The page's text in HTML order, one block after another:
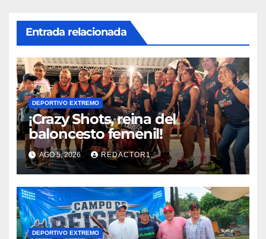
Entrada relacionada
DEPORTIVO EXTREMO
¡Crazy Shots, reina del
baloncesto femenil!
AGO 5, 2026 REDACTOR1
DEPORTIVO EXTREMO